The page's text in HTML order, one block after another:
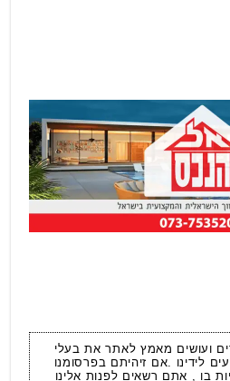
ועושים מאמץ לאתר את בעלי
לידינו .אם זיהיתם בפרסומנו
בו , אתם רשאים לפנות אלינו